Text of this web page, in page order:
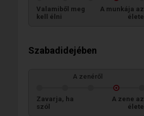
Valamiből meg
kell élni
A munkája az
élete
Szabadidejében
A zenéről
Zavarja, ha
szól
A zene az
élete